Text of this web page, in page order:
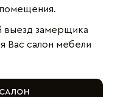
выезд замерщика
Вас салон мебели